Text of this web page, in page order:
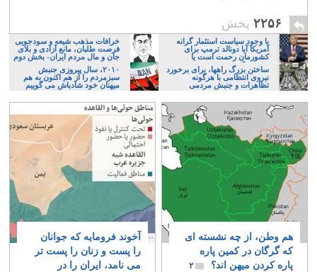
۲۲۵۶ پخش
با وجود سیاست استثمار گرانه
آمریکا آیا دونالد ترمپ برای
کشورمان رحمت است یا
مصیبت؟
خرافات مذهب شیعه و سودجویی
فرصت طلبان، مانع آزادی و بلای
جان و مال مردم ایران- بخش دوم
ساختن بزرگ راهها، برای برخورد
نیروی انتظامی با هرگونه
تظاهرات و جنبش مردمی
۲۰۱۰، سال پیروزی جنبش
سبزمردم را از هم اکنون به هم
میهنان خود شادباش می گوییم
هم وطن، از چه نشسته ای
که گرگان در کمین پاره
پاره کردن میهن اند؟
۲
آخوند فرومایه که جوانان
را پست و زنان را پست تر
می نامد، ایران را در